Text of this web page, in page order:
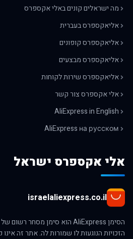
מה ישראלים קונים באלי אקספרס
אליאקספרס בעברית
אליאקספרס קופונים
אליאקספרס מבצעים
אליאקספרס שירות לקוחות
אלי אקספרס צור קשר
AliExpress in English
AliExpress на русском
אלי אקספרס ישראל
israelaliexpress.co.il